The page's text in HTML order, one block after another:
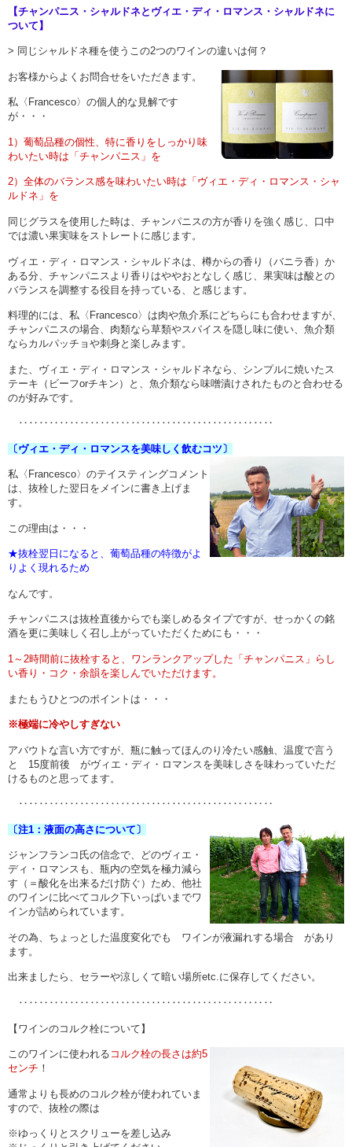
【チャンパニス・シャルドネとヴィエ・ディ・ロマンス・シャルドネに
ついて】
> 同じシャルドネ種を使うこの2つのワインの違いは何？
お客様からよくお問合せをいただきます。
私〈Francesco〉の個人的な見解です
が・・・
1）葡萄品種の個性、特に香りをしっかり味
わいたい時は「チャンパニス」を
2）全体のバランス感を味わいたい時は「ヴィエ・ディ・ロマンス・シャ
ルドネ」を
同じグラスを使用した時は、チャンパニスの方が香りを強く感じ、口中
では濃い果実味をストレートに感じます。
ヴィエ・ディ・ロマンス・シャルドネは、樽からの香り（バニラ香）か
ある分、チャンパニスより香りはややおとなしく感じ、果実味は酸との
バランスを調整する役目を持っている、と感じます。
料理的には、私〈Francesco〉は肉や魚介系にどちらにも合わせますが、
チャンパニスの場合、肉類なら草類やスパイスを隠し味に使い、魚介類
ならカルパッチョや刺身と楽しみます。
また、ヴィエ・ディ・ロマンス・シャルドネなら、シンプルに焼いたス
テーキ（ビーフorチキン）と、魚介類なら味噌漬けされたものと合わせる
のが好みです。
‥‥‥‥‥‥‥‥‥‥‥‥‥‥‥‥‥‥‥‥‥‥‥‥‥
〔ヴィエ・ディ・ロマンスを美味しく飲むコツ〕
私〈Francesco〉のテイスティングコメント
は、抜栓した翌日をメインに書き上げま
す。
この理由は・・・
★抜栓翌日になると、葡萄品種の特徴がよ
りよく現れるため
なんです。
チャンパニスは抜栓直後からでも楽しめるタイプですが、せっかくの銘
酒を更に美味しく召し上がっていただくためにも・・・
1～2時間前に抜栓すると、ワンランクアップした「チャンパニス」らし
い香り・コク・余韻を楽しんでいただけます。
またもうひとつのポイントは・・・
※極端に冷やしすぎない
アバウトな言い方ですが、瓶に触ってほんのり冷たい感触、温度で言う
と 15度前後 がヴィエ・ディ・ロマンスを美味しさを味わっていただ
けるものと思ってます。
‥‥‥‥‥‥‥‥‥‥‥‥‥‥‥‥‥‥‥‥‥‥‥‥‥
〔注1：液面の高さについて〕
ジャンフランコ氏の信念で、どのヴィエ・
ディ・ロマンスも、瓶内の空気を極力減ら
す（＝酸化を出来るだけ防ぐ）ため、他社
のワインに比べてコルク下いっぱいまでワ
インが詰められています。
その為、ちょっとした温度変化でも ワインが液漏れする場合 があり
ます。
出来ましたら、セラーや涼しくて暗い場所etc.に保存してください。
‥‥‥‥‥‥‥‥‥‥‥‥‥‥‥‥‥‥‥‥‥‥‥‥‥
【ワインのコルク栓について】
このワインに使われる コルク栓の長さは約5
センチ ！
通常よりも長めのコルク栓が使われていま
すので、抜栓の際は
※ゆっくりとスクリューを差し込み